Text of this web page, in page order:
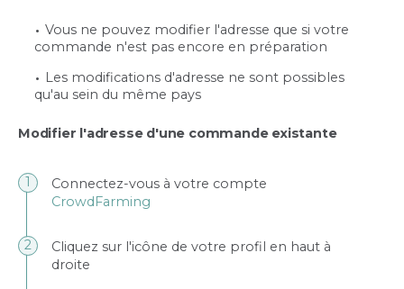
Vous ne pouvez modifier l'adresse que si votre
commande n'est pas encore en préparation
Les modifications d'adresse ne sont possibles
qu'au sein du même pays
Modifier l'adresse d'une commande existante
Connectez-vous à votre compte
CrowdFarming
Cliquez sur l'icône de votre profil en haut à
droite